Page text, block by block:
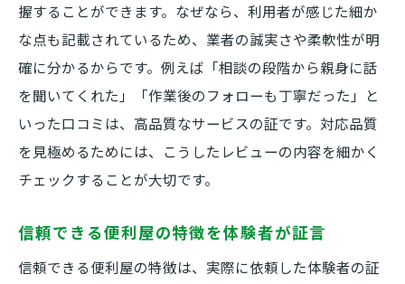
握することができます。なぜなら、利用者が感じた細か
な点も記載されているため、業者の誠実さや柔軟性が明
確に分かるからです。例えば「相談の段階から親身に話
を聞いてくれた」「作業後のフォローも丁寧だった」と
いった口コミは、高品質なサービスの証です。対応品質
を見極めるためには、こうしたレビューの内容を細かく
チェックすることが大切です。
信頼できる便利屋の特徴を体験者が証言
信頼できる便利屋の特徴は、実際に依頼した体験者の証